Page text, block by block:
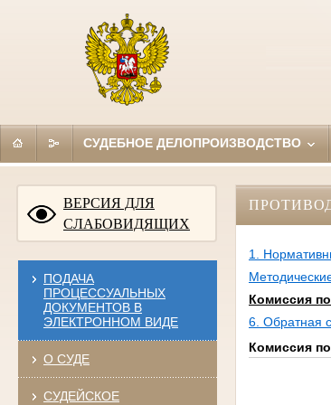
СУДЕБНОЕ ДЕЛОПРОИЗВОДСТВО
ВЕРСИЯ ДЛЯ
СЛАБОВИДЯЩИХ
ПОДАЧА
ПРОЦЕССУАЛЬНЫХ
ДОКУМЕНТОВ В
ЭЛЕКТРОННОМ ВИДЕ
О СУДЕ
СУДЕЙСКОЕ
1.
Комиссия
6. Обратная
Комиссия